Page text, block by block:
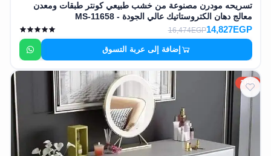
تسريحه مودرن مصنوعة من خشب طبيعي كونتر طبقات ومعدن
معالج دهان الكتروستاتيك عالي الجودة - MS-11658
14,827EGP
16,474EGP
إضافة إلى عربة التسوق
10%